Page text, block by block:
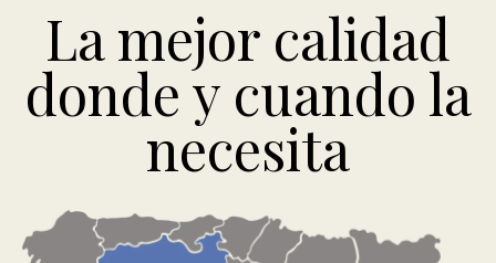
La mejor calidad
donde y cuando la
necesita